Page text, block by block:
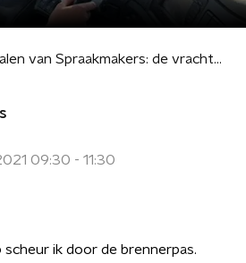
Verhalen van Spraakmakers: de vrachtwagenbranche - deel 4
09:30 - 11:30
scheur ik door de brennerpas.